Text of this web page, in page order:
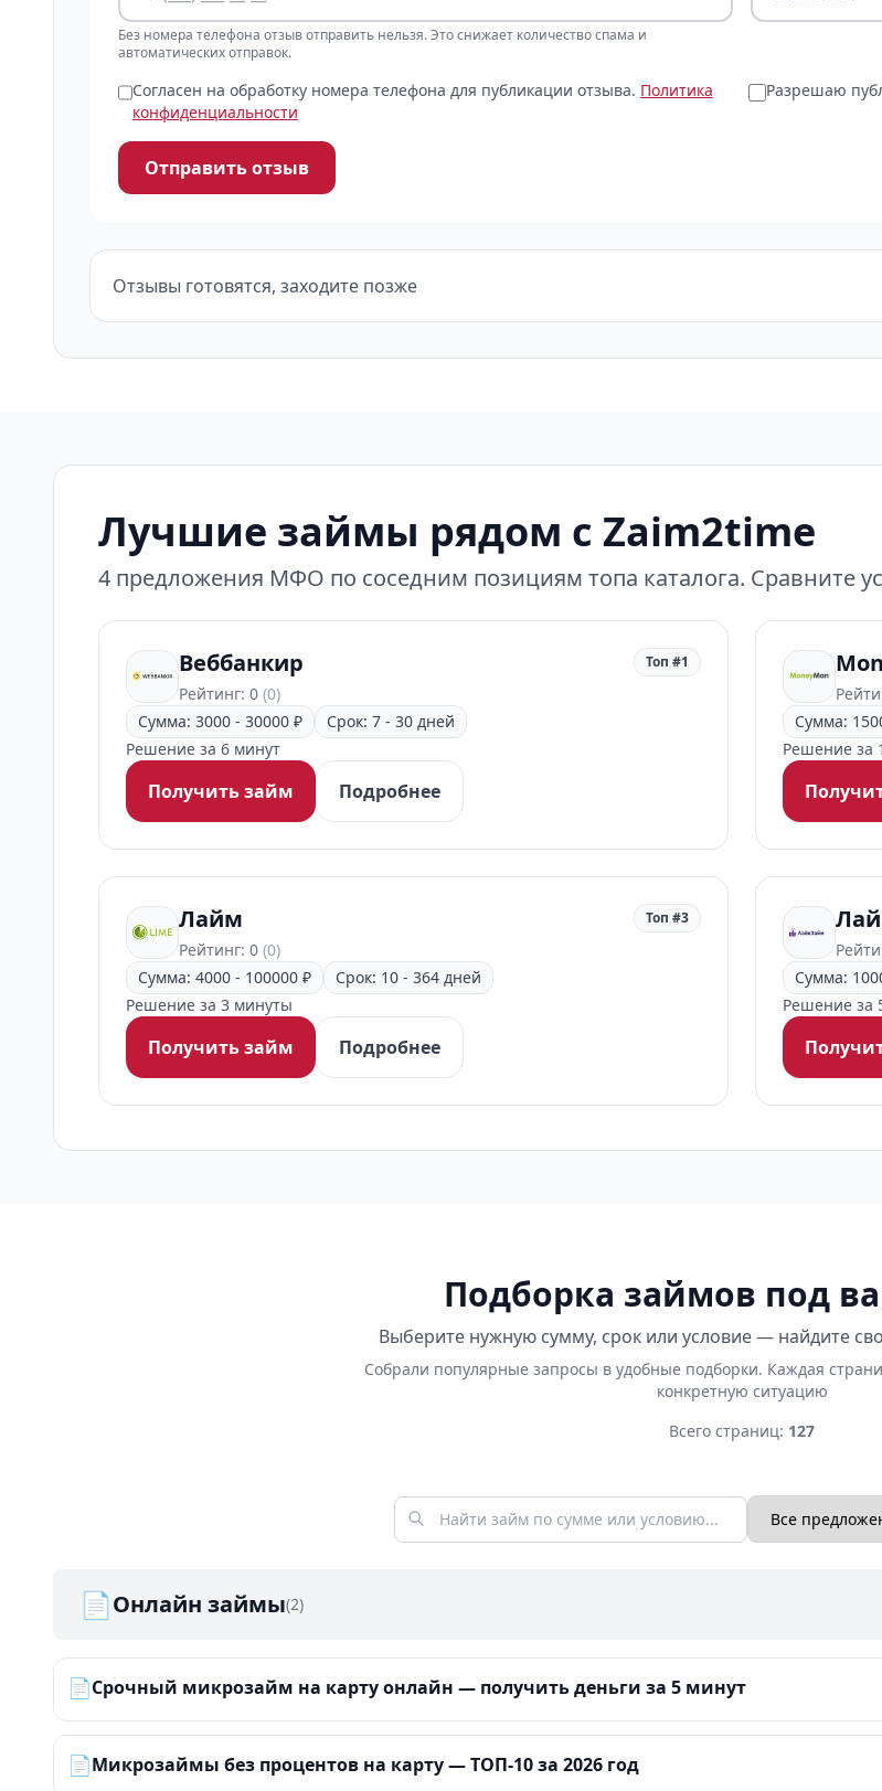
Без номера телефона отзыв отправить нельзя. Это снижает количество спама и
автоматических отправок.
Согласен на обработку номера телефона для публикации отзыва. Политика
конфиденциальности
Разрешаю
Отправить отзыв
Отзывы готовятся, заходите позже
Лучшие займы рядом с Zaim2time
4 предложения МФО по соседним позициям топа каталога. Сравните
Веббанкир
Рейтинг: 0 (0)
Топ #1
Сумма: 3000 - 30000 ₽
Срок: 7 - 30 дней
Решение за 6 минут
Получить займ Подробнее
Сумма:
Решение за
Лайм
Рейтинг: 0 (0)
Топ #3
Сумма: 4000 - 100000 ₽
Срок: 10 - 364 дней
Решение за 3 минуты
Получить займ Подробнее
Сумма:
Решение за
Подборка займов под
Выберите нужную сумму, срок или условие — найдите
Собрали популярные запросы в удобные подборки. Каждая
конкретную ситуацию
Всего страниц: 127
📄Онлайн займы(2)
📄Срочный микрозайм на карту онлайн — получить деньги за 5 минут
📄Микрозаймы без процентов на карту — ТОП-10 за 2026 год